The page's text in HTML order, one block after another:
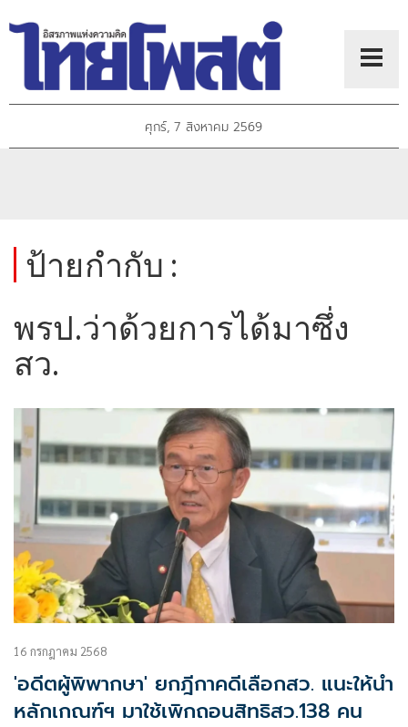
ศุกร์, 7 สิงหาคม 2569
ป้ายกำกับ :
พรป.ว่าด้วยการได้มาซึ่ง
สว.
16 กรกฎาคม 2568
'อดีตผู้พิพากษา' ยกฎีกาคดีเลือกสว. แนะให้นำ
หลักเกณฑ์ฯ มาใช้เพิกถอนสิทธิสว.138 คน